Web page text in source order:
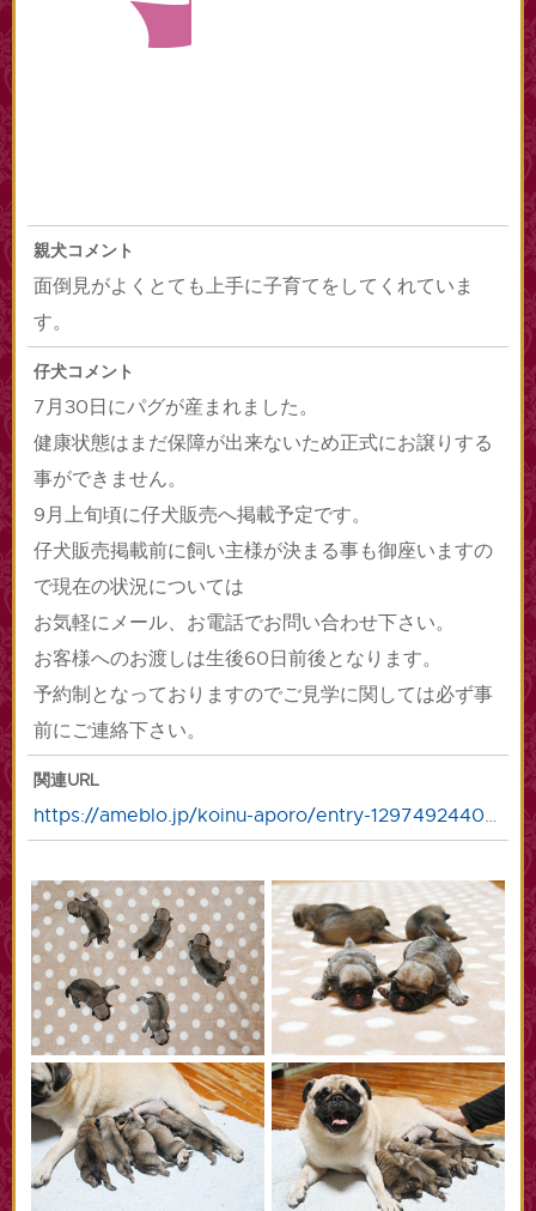
親犬コメント
面倒見がよくとても上手に子育てをしてくれていま
す。
仔犬コメント
7月30日にパグが産まれました。
健康状態はまだ保障が出来ないため正式にお譲りする
事ができません。
9月上旬頃に仔犬販売へ掲載予定です。
仔犬販売掲載前に飼い主様が決まる事も御座いますの
で現在の状況については
お気軽にメール、お電話でお問い合わせ下さい。
お客様へのお渡しは生後60日前後となります。
予約制となっておりますのでご見学に関しては必ず事
前にご連絡下さい。
関連URL
https://ameblo.jp/koinu-aporo/entry-12974924403.html